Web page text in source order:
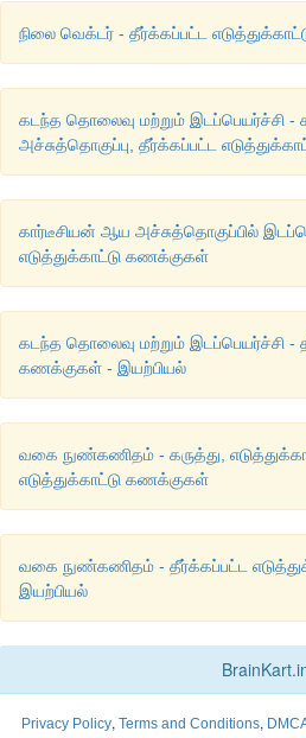
நிலை வெக்டர் - தீர்க்கப்பட்ட
கடந்த தொலைவு மற்றும் இடப்பெயர்ச்சி -
அச்சுத்தொகுப்பு, தீர்க்கப்பட்ட
கார்டீசியன் ஆய அச்சுத்தொகுப்பில்
எடுத்துக்காட்டு கணக்குகள்
கடந்த தொலைவு மற்றும் இடப்பெயர்ச்சி -
கணக்குகள் - இயற்பியல்
வகை நுண்கணிதம் - கருத்து,
எடுத்துக்காட்டு கணக்குகள்
வகை நுண்கணிதம் - தீர்க்கப்பட்ட
இயற்பியல்
Privacy Policy, Terms and Conditions,